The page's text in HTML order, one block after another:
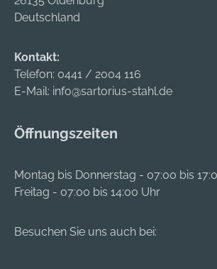
Deutschland
Kontakt:
Telefon: 0441 / 2004 116
E-Mail: info@sartorius-stahl.de
Öffnungszeiten
Montag bis Donnerstag - 07:00 bis
Freitag - 07:00 bis 14:00 Uhr
Besuchen Sie uns auch bei: